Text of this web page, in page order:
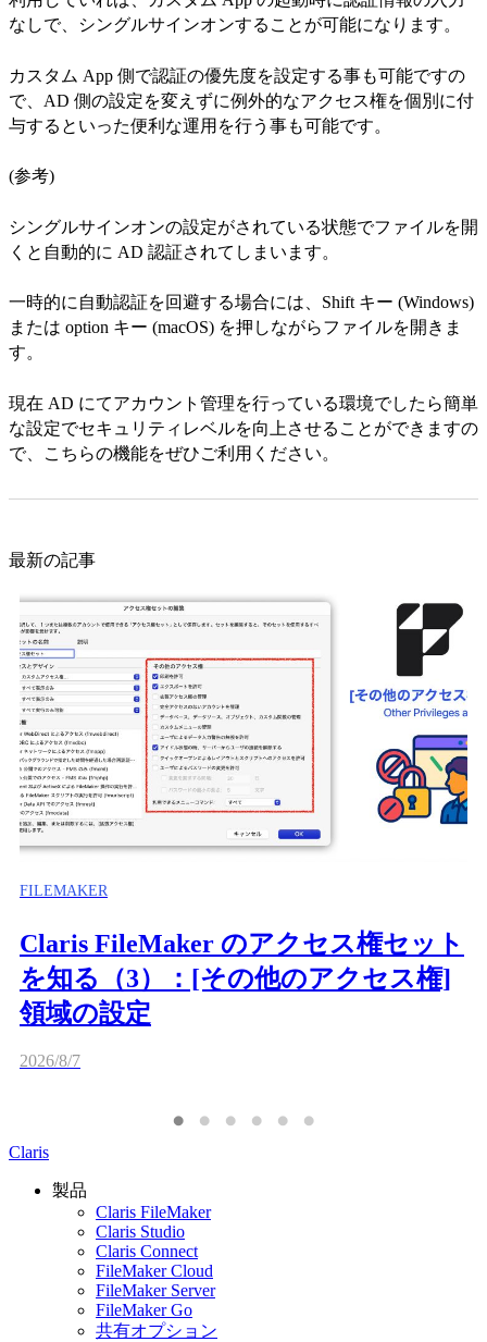
なしで、シングルサインオンすることが可能になります。
カスタム App 側で認証の優先度を設定する事も可能ですの
で、AD 側の設定を変えずに例外的なアクセス権を個別に付
与するといった便利な運用を行う事も可能です。
(参考)
シングルサインオンの設定がされている状態でファイルを開
くと自動的に AD 認証されてしまいます。
一時的に自動認証を回避する場合には、Shift キー (Windows)
または option キー (macOS) を押しながらファイルを開きま
す。
現在 AD にてアカウント管理を行っている環境でしたら簡単
な設定でセキュリティレベルを向上させることができますの
で、こちらの機能をぜひご利用ください。
最新の記事
FILEMAKER
Claris FileMaker のアクセス権セット
を知る（3）：[その他のアクセス権]
領域の設定
2026/8/7
Claris
製品
Claris FileMaker
Claris Studio
Claris Connect
FileMaker Cloud
FileMaker Server
FileMaker Go
共有オプション